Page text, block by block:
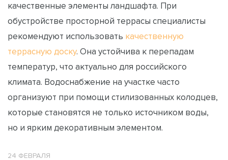
качественные элементы ландшафта. При
обустройстве просторной террасы специалисты
рекомендуют использовать качественную
террасную доску. Она устойчива к перепадам
температур, что актуально для российского
климата. Водоснабжение на участке часто
организуют при помощи стилизованных колодцев,
которые становятся не только источником воды,
но и ярким декоративным элементом.
24 ФЕВРАЛЯ